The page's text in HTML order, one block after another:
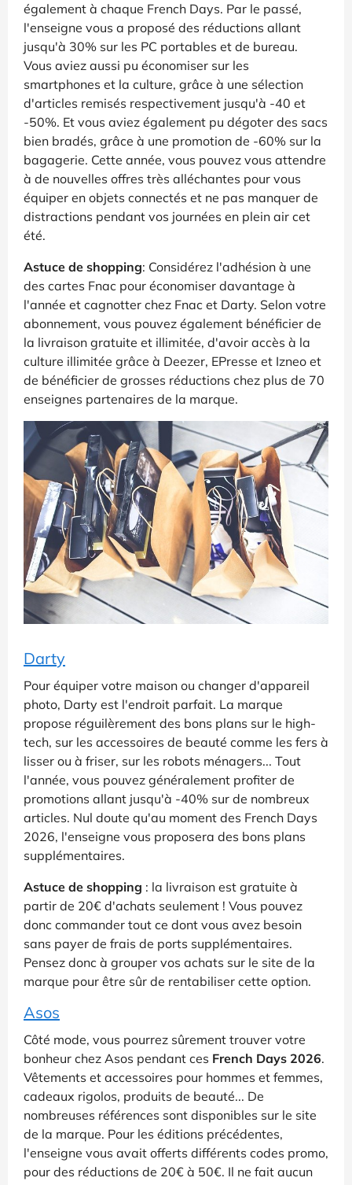
également à chaque French Days. Par le passé,
l'enseigne vous a proposé des réductions allant
jusqu'à 30% sur les PC portables et de bureau.
Vous aviez aussi pu économiser sur les
smartphones et la culture, grâce à une sélection
d'articles remisés respectivement jusqu'à -40 et
-50%. Et vous aviez également pu dégoter des sacs
bien bradés, grâce à une promotion de -60% sur la
bagagerie. Cette année, vous pouvez vous attendre
à de nouvelles offres très alléchantes pour vous
équiper en objets connectés et ne pas manquer de
distractions pendant vos journées en plein air cet
été.
Astuce de shopping: Considérez l'adhésion à une
des cartes Fnac pour économiser davantage à
l'année et cagnotter chez Fnac et Darty. Selon votre
abonnement, vous pouvez également bénéficier de
la livraison gratuite et illimitée, d'avoir accès à la
culture illimitée grâce à Deezer, EPresse et Izneo et
de bénéficier de grosses réductions chez plus de 70
enseignes partenaires de la marque.
Darty
Pour équiper votre maison ou changer d'appareil
photo, Darty est l'endroit parfait. La marque
propose réguilèrement des bons plans sur le high-
tech, sur les accessoires de beauté comme les fers à
lisser ou à friser, sur les robots ménagers... Tout
l'année, vous pouvez généralement profiter de
promotions allant jusqu'à -40% sur de nombreux
articles. Nul doute qu'au moment des French Days
2026, l'enseigne vous proposera des bons plans
supplémentaires.
Astuce de shopping : la livraison est gratuite à
partir de 20€ d'achats seulement ! Vous pouvez
donc commander tout ce dont vous avez besoin
sans payer de frais de ports supplémentaires.
Pensez donc à grouper vos achats sur le site de la
marque pour être sûr de rentabiliser cette option.
Asos
Côté mode, vous pourrez sûrement trouver votre
bonheur chez Asos pendant ces French Days 2026.
Vêtements et accessoires pour hommes et femmes,
cadeaux rigolos, produits de beauté... De
nombreuses références sont disponibles sur le site
de la marque. Pour les éditions précédentes,
l'enseigne vous avait offerts différents codes promo,
pour des réductions de 20€ à 50€. Il ne fait aucun